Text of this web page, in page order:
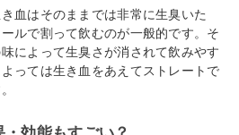
血はそのままでは非常に生臭いた
ルで割って飲むのが一般的です。そ
によって生臭さが消されて飲みやす
っては生き血をあえてストレートで